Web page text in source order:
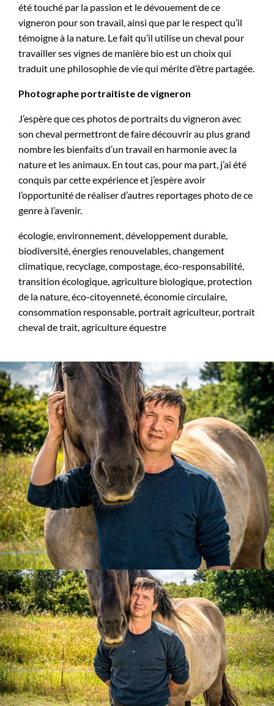
été touché par la passion et le dévouement de ce
vigneron pour son travail, ainsi que par le respect qu’il
témoigne à la nature. Le fait qu’il utilise un cheval pour
travailler ses vignes de manière bio est un choix qui
traduit une philosophie de vie qui mérite d’être partagée.
Photographe portraitiste de vigneron
J’espère que ces photos de portraits du vigneron avec
son cheval permettront de faire découvrir au plus grand
nombre les bienfaits d’un travail en harmonie avec la
nature et les animaux. En tout cas, pour ma part, j’ai été
conquis par cette expérience et j’espère avoir
l’opportunité de réaliser d’autres reportages photo de ce
genre à l’avenir.
écologie, environnement, développement durable,
biodiversité, énergies renouvelables, changement
climatique, recyclage, compostage, éco-responsabilité,
transition écologique, agriculture biologique, protection
de la nature, éco-citoyenneté, économie circulaire,
consommation responsable, portrait agriculteur, portrait
cheval de trait, agriculture équestre